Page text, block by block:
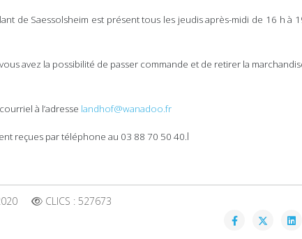
de Saessolsheim est présent tous les jeudis après-midi de 16 h à
avez la possibilité de passer commande et de retirer la
à l’adresse landhof@wanadoo.fr
reçues par téléphone au 03 88 70 50 40.I
CLICS : 527673